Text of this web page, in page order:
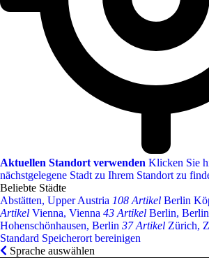
Aktuellen Standort verwenden Klicken Sie
nächstgelegene Stadt zu Ihrem Standort zu
Beliebte Städte
Abstätten, Upper Austria 108 Artikel Berlin
Artikel Vienna, Vienna 43 Artikel Berlin, Berlin
Hohenschönhausen, Berlin 37 Artikel Zürich,
Standard Speicherort bereinigen
Sprache auswählen